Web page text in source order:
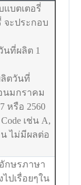
แบตเตอรี่
จะประกอบ
นที่ผลิต 1
ลิตวันที่
นมกราคม
หรือ 2560
เช่น A,
ไม่มีผลต่อ
ษรภาษา
ปเรื่อยๆใน